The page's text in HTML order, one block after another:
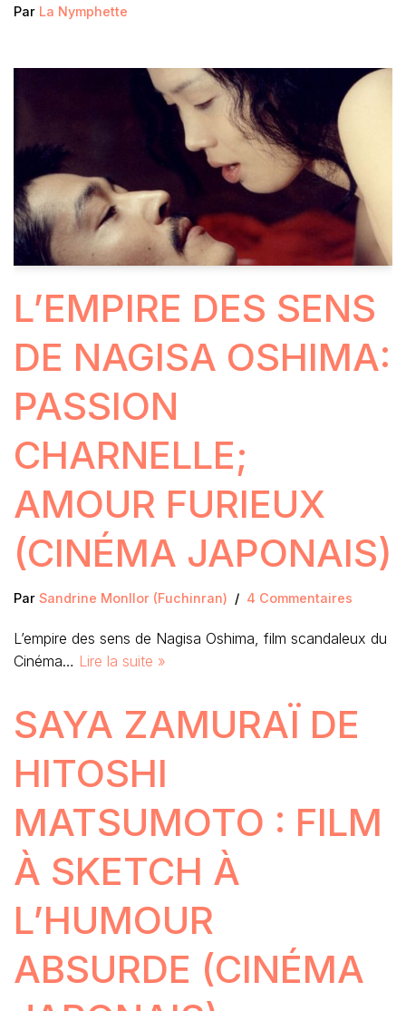
Par La Nymphette
L’EMPIRE DES SENS
DE NAGISA OSHIMA:
PASSION
CHARNELLE;
AMOUR FURIEUX
(CINÉMA JAPONAIS)
Par Sandrine Monllor (Fuchinran) 4 Commentaires
L’empire des sens de Nagisa Oshima, film scandaleux du
Cinéma… Lire la suite »
SAYA ZAMURAÏ DE
HITOSHI
MATSUMOTO : FILM
À SKETCH À
L’HUMOUR
ABSURDE (CINÉMA